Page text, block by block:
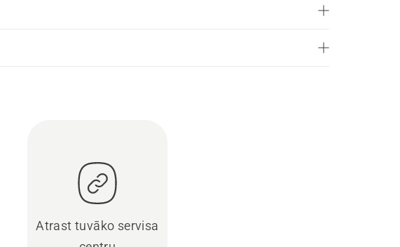
Atrast tuvāko servisa